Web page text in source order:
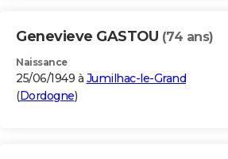
Genevieve GASTOU (74 ans)
Naissance
25/06/1949 à Jumilhac-le-Grand
(Dordogne)